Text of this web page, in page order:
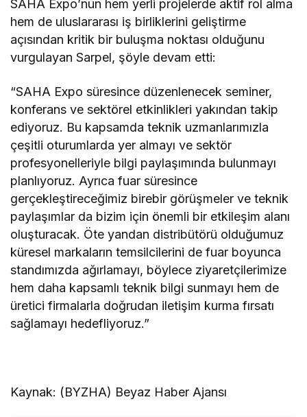
SAHA Expo’nun hem yerli projelerde aktif rol alma
hem de uluslararası iş birliklerini geliştirme
açısından kritik bir buluşma noktası olduğunu
vurgulayan Sarpel, şöyle devam etti:
“SAHA Expo süresince düzenlenecek seminer,
konferans ve sektörel etkinlikleri yakından takip
ediyoruz. Bu kapsamda teknik uzmanlarımızla
çeşitli oturumlarda yer almayı ve sektör
profesyonelleriyle bilgi paylaşımında bulunmayı
planlıyoruz. Ayrıca fuar süresince
gerçekleştireceğimiz birebir görüşmeler ve teknik
paylaşımlar da bizim için önemli bir etkileşim alanı
oluşturacak. Öte yandan distribütörü olduğumuz
küresel markaların temsilcilerini de fuar boyunca
standımızda ağırlamayı, böylece ziyaretçilerimize
hem daha kapsamlı teknik bilgi sunmayı hem de
üretici firmalarla doğrudan iletişim kurma fırsatı
sağlamayı hedefliyoruz.”
Kaynak: (BYZHA) Beyaz Haber Ajansı